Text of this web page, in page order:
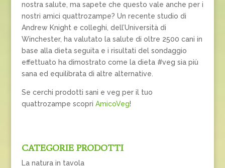
nostra salute, ma sapete che questo vale anche per i
nostri amici quattrozampe? Un recente studio di
Andrew Knight e colleghi, dell’Università di
Winchester, ha valutato la salute di oltre 2500 cani in
base alla dieta seguita e i risultati del sondaggio
effettuato ha dimostrato come la dieta #veg sia più
sana ed equilibrata di altre alternative.
Se cerchi prodotti sani e veg per il tuo
quattrozampe scopri AmicoVeg!
CATEGORIE PRODOTTI
La natura in tavola